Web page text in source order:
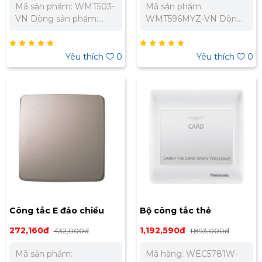
Mã sản phẩm: WMT503-
VN Dòng sản phẩm:
ánh kim Chất liệu: Nhựa
Yêu thích 0
Mã sản phẩm:
WMT596MYZ-VN Dòng
Thương hiệu: Panasonic
Màu sắc: Vàng ánh kim
Bộ 2 công tắc E Đảo
thế: 250V Dòng điện: 16A
tôi để nhận báo giá tốt
0973 106 269 Miền Nam:
0902 303 733 – 0945
Yêu thích 0
Công tắc E đảo chiều
Panasonic WMT594MYZ-
272,160đ 432,000đ
Mã sản phẩm:
Bộ công tắc thẻ
Panasonic WEC5781W-
1,192,590đ 1,893,000đ
Mã hàng: WEC5781W-